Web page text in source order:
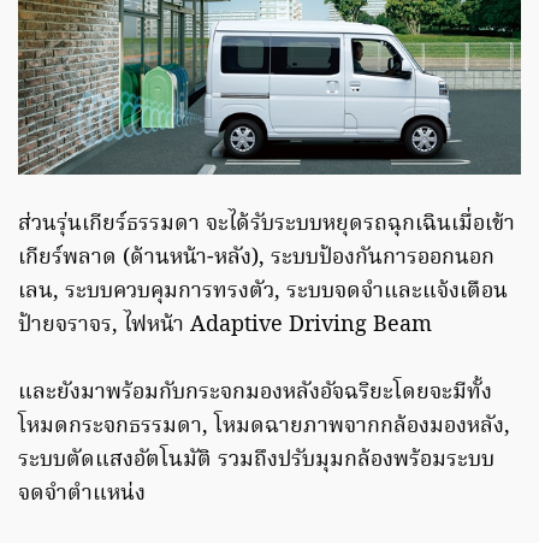
ส่วนรุ่นเกียร์ธรรมดา จะได้รับระบบหยุดรถฉุกเฉินเมื่อเข้า
เกียร์พลาด (ด้านหน้า-หลัง), ระบบป้องกันการออกนอก
เลน, ระบบควบคุมการทรงตัว, ระบบจดจำและแจ้งเตือน
ป้ายจราจร, ไฟหน้า Adaptive Driving Beam
และยังมาพร้อมกับกระจกมองหลังอัจฉริยะโดยจะมีทั้ง
โหมดกระจกธรรมดา, โหมดฉายภาพจากกล้องมองหลัง,
ระบบตัดแสงอัตโนมัติ รวมถึงปรับมุมกล้องพร้อมระบบ
จดจำตำแหน่ง